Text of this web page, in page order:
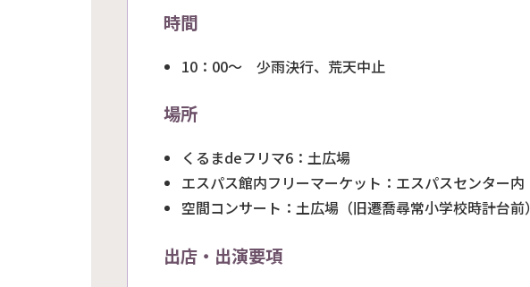
時間
10：00～ 少雨決行、荒天中止
場所
くるまdeフリマ6：土広場
エスパス館内フリーマーケット：エスパスセンター内
空間コンサート：土広場（旧遷喬尋常小学校時計台前）
出店・出演要項